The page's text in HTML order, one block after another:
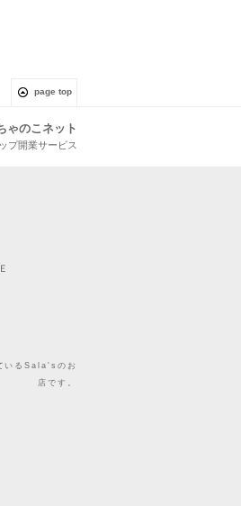
page top
ゃのこネット
プ開業サービス
いるSala'sのお
店です。